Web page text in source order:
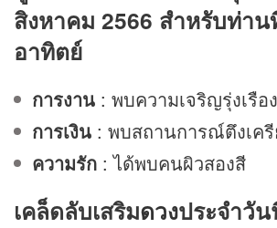
สิงหาคม 2566 สำหรับท่าน
อาทิตย์
การงาน : พบความเจริญรุ่งเรือ
การเงิน : พบสถานการณ์ตึงเค
ความรัก : ได้พบคนผิวสองสี
เคล็ดลับเสริมดวงประจำวั